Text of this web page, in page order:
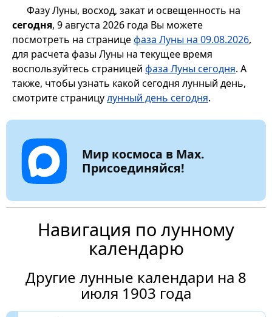
Фазу Луны, восход, закат и освещенность на
сегодня, 9 августа 2026 года Вы можете
посмотреть на страницефаза Луны на 09.08.2026,
для расчета фазы Луны на текущее время
воспользуйтесь страницей фаза Луны сегодня. А
также, чтобы узнать какой сегодня лунный день,
смотрите страницулунный день сегодня.
Мир космоса в Max.
Присоединяйся!
Навигация по лунному
календарю
Другие лунные календари на 8
июля 1903 года